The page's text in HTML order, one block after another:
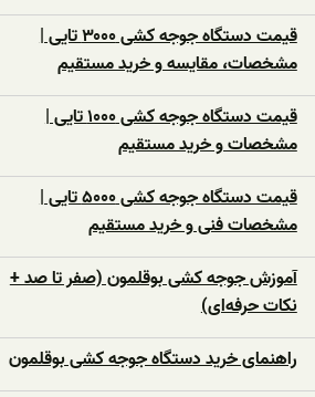
قیمت دستگاه جوجه کشی ۳۰۰۰ تایی |
مشخصات، مقایسه و خرید مستقیم
قیمت دستگاه جوجه کشی ۱۰۰۰ تایی |
مشخصات و خرید مستقیم
قیمت دستگاه جوجه کشی ۵۰۰۰ تایی |
مشخصات فنی و خرید مستقیم
آموزش جوجه کشی بوقلمون (صفر تا صد +
نکات حرفه‌ای)
راهنمای خرید دستگاه جوجه کشی بوقلمون